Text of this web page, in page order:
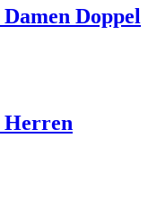
Doppel
Herren